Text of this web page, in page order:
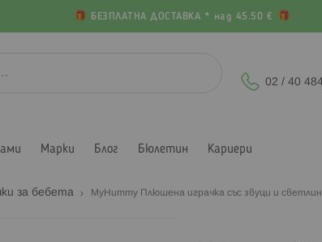
БЕЗПЛАТНА ДОСТАВКА * над 45.50 €
02 / 40
Марки Блог Бюлетин Кариери
за бебета MyHummy Плюшена играчка със звуци и